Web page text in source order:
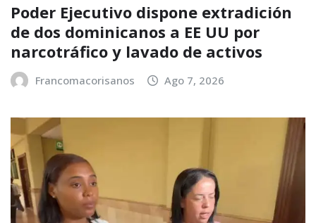
Poder Ejecutivo dispone extradición
de dos dominicanos a EE UU por
narcotráfico y lavado de activos
Francomacorisanos Ago 7, 2026